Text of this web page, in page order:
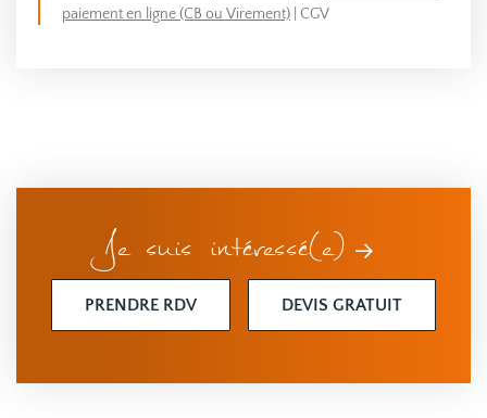
paiement en ligne (CB ou Virement) CGV
Je suis intéressé(e)
PRENDRE RDV DEVIS GRATUIT